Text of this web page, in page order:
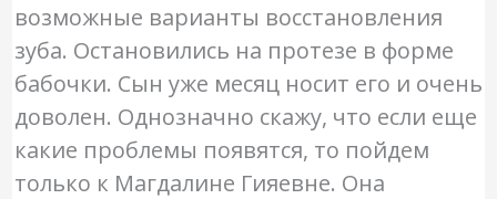
возможные варианты восстановления
зуба. Остановились на протезе в форме
бабочки. Сын уже месяц носит его и очень
доволен. Однозначно скажу, что если еще
какие проблемы появятся, то пойдем
только к Магдалине Гияевне. Она